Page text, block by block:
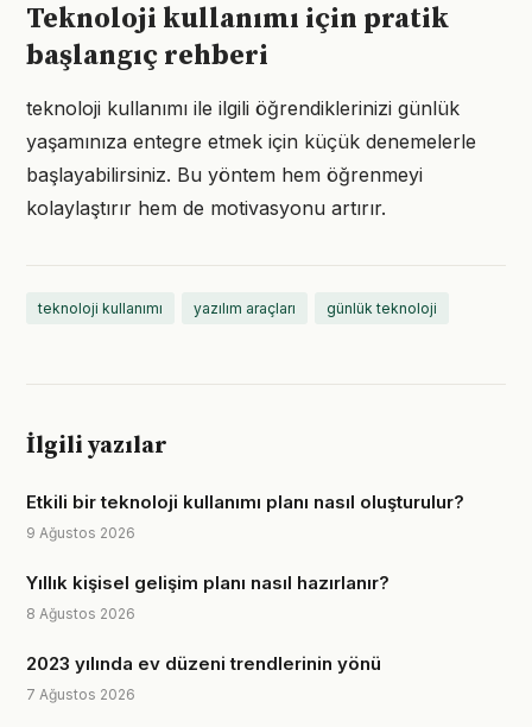
Teknoloji kullanımı için pratik
başlangıç rehberi
teknoloji kullanımı ile ilgili öğrendiklerinizi günlük
yaşamınıza entegre etmek için küçük denemelerle
başlayabilirsiniz. Bu yöntem hem öğrenmeyi
kolaylaştırır hem de motivasyonu artırır.
teknoloji kullanımı yazılım araçları günlük teknoloji
İlgili yazılar
Etkili bir teknoloji kullanımı planı nasıl oluşturulur?
9 Ağustos 2026
Yıllık kişisel gelişim planı nasıl hazırlanır?
8 Ağustos 2026
2023 yılında ev düzeni trendlerinin yönü
7 Ağustos 2026